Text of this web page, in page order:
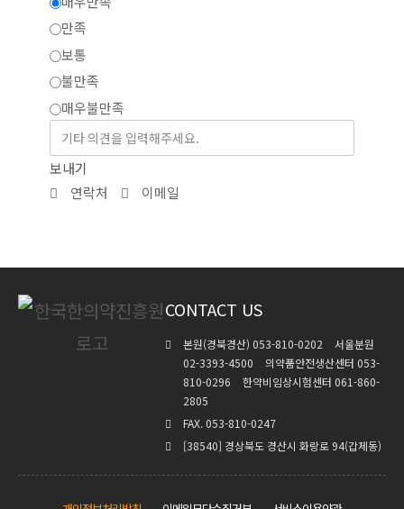
만족
보통
불만족
매우불만족
보내기
연락처
이메일
CONTACT US
본원(경북경산) 053-810-0202
서울분원
02-3393-4500
의약품안전생산센터 053-
810-0296
한약비임상시험센터 061-860-
2805
FAX. 053-810-0247
[38540] 경상북도 경산시 화랑로 94(갑제동)